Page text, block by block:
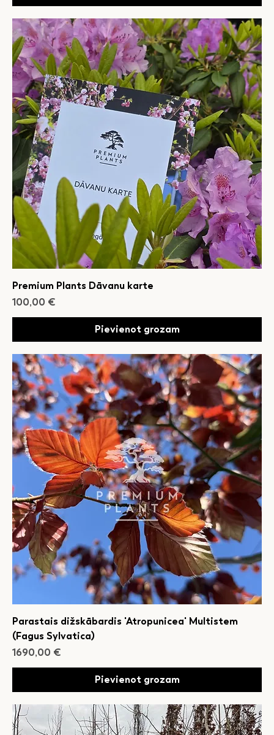
Premium Plants Dāvanu karte
Cena
100,00 €
Pievienot grozam
Parastais dižskābardis 'Atropunicea' Multistem
(Fagus Sylvatica)
Cena
1690,00 €
Pievienot grozam